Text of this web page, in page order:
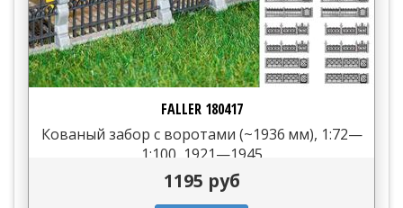
FALLER 180417
Кованый забор с воротами (~1936 мм), 1:72—
1:100, 1921—1945
1195 руб